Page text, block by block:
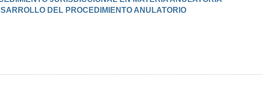
DEL PROCEDIMIENTO ANULATORIO